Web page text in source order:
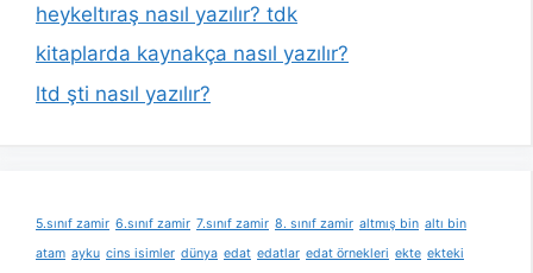
heykeltıraş nasıl yazılır? tdk
kitaplarda kaynakça nasıl yazılır?
ltd şti nasıl yazılır?
5.sınıf zamir 6.sınıf zamir 7.sınıf zamir 8. sınıf zamir altmış bin altı bin
atam ayku cins isimler dünya edat edatlar edat örnekleri ekte ekteki